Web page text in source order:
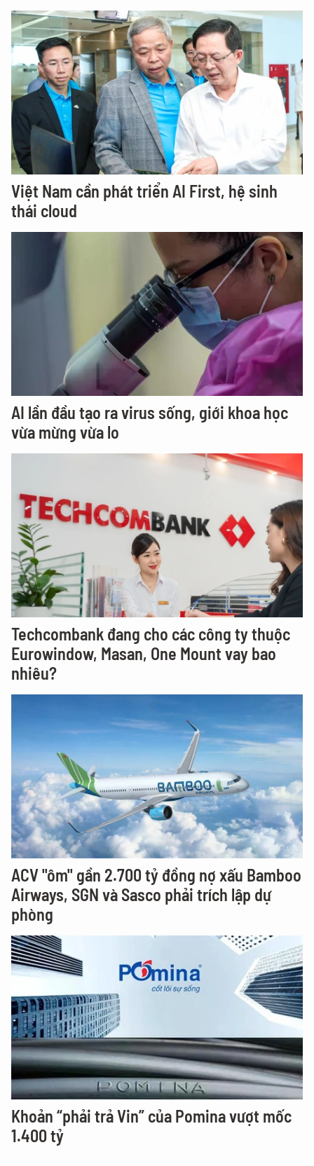
Việt Nam cần phát triển AI First, hệ sinh
thái cloud
AI lần đầu tạo ra virus sống, giới khoa học
vừa mừng vừa lo
Techcombank đang cho các công ty thuộc
Eurowindow, Masan, One Mount vay bao
nhiêu?
ACV "ôm" gần 2.700 tỷ đồng nợ xấu Bamboo
Airways, SGN và Sasco phải trích lập dự
phòng
Khoản “phải trả Vin” của Pomina vượt mốc
1.400 tỷ